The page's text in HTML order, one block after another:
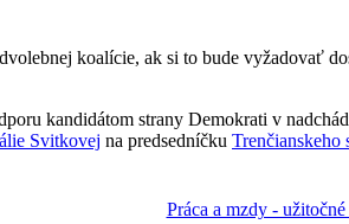
koalície, ak si to bude vyžadovať
kandidátom strany Demokrati v
Svitkovej na predsedníčku Trenčianskeho